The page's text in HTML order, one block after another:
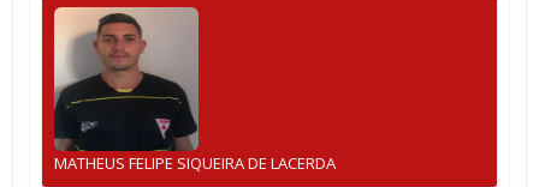
MATHEUS FELIPE SIQUEIRA DE LACERDA